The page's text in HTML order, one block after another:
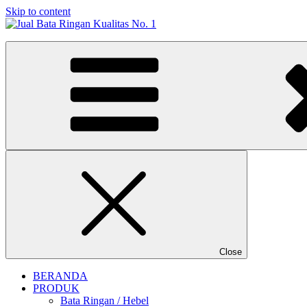
Skip to content
Jual Bata Ringan Kualitas No. 1
Harga Terbaik 2026
Close
BERANDA
PRODUK
Bata Ringan / Hebel